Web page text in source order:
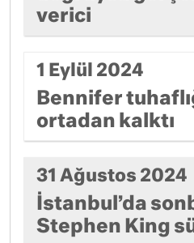
verici
1 Eylül 2024
Bennifer
ortadan kalktı
31 Ağustos 2024
İstanbul’da
Stephen King